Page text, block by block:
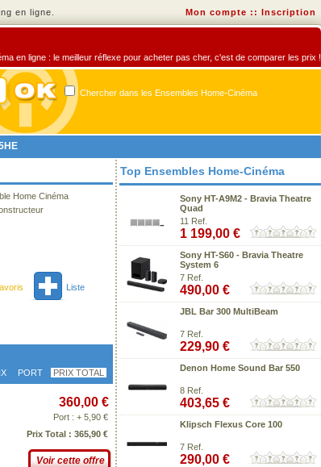
en ligne. Mon compte :: Inscription
en ligne : le meilleur réflexe pour acheter pas cher, c'est de comparer les prix !
Chercher dans les Ensembles Home-Cinéma
Home Cinéma
Liste
PORT PRIX TOTAL
360,00 €
Port : + 5,90 €
Prix Total : 365,90 €
Voir cette offre
Top Ensembles Home-Cinéma
Sony HT-A9M2 - Bravia Theatre
Quad
11 Ref.
1 199,00 €
Sony HT-S60 - Bravia Theatre
System 6
7 Ref.
490,00 €
JBL Bar 300 MultiBeam
7 Ref.
229,90 €
Denon Home Sound Bar 550
8 Ref.
403,65 €
Klipsch Flexus Core 100
7 Ref.
290,00 €